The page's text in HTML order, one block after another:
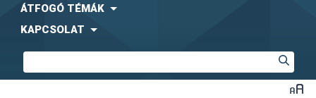
ÁTFOGÓ TÉMÁK
KAPCSOLAT